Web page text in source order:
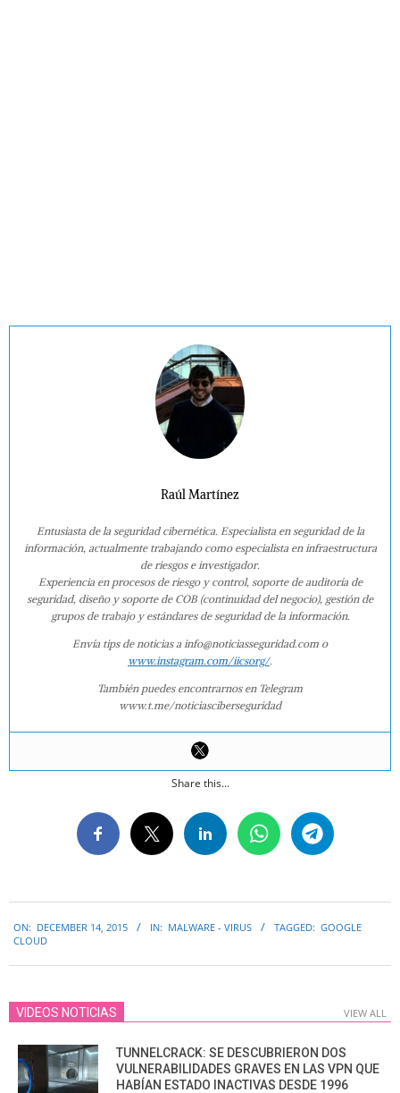
Raúl Martínez
Entusiasta de la seguridad cibernética. Especialista en seguridad de la
información, actualmente trabajando como especialista en infraestructura
de riesgos e investigador.
Experiencia en procesos de riesgo y control, soporte de auditoría de
seguridad, diseño y soporte de COB (continuidad del negocio), gestión de
grupos de trabajo y estándares de seguridad de la información.
Envía tips de noticias a info@noticiasseguridad.com o
www.instagram.com/iicsorg/.
También puedes encontrarnos en Telegram
www.t.me/noticiasciberseguridad
Share this...
12-
ON: DECEMBER 14, 2015 IN: MALWARE - VIRUS TAGGED: GOOGLE
CLOUD
VIDEOS NOTICIAS VIEW ALL
TUNNELCRACK: SE DESCUBRIERON DOS
VULNERABILIDADES GRAVES EN LAS VPN QUE
HABÍAN ESTADO INACTIVAS DESDE 1996